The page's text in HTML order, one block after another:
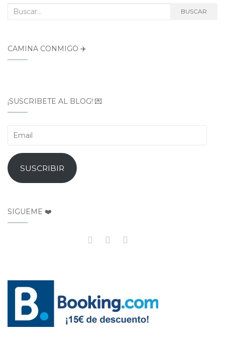
Buscar: BUSCAR
CAMINA CONMIGO ✈️
¡SUSCRÍBETE AL BLOG! 💌
Email
SUSCRIBIR
SÍGUEME ❤️